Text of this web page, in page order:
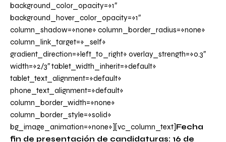
background_color_opacity=»1″
background_hover_color_opacity=»1″
column_shadow=»none» column_border_radius=»none»
column_link_target=»_self»
gradient_direction=»left_to_right» overlay_strength=»0.3″
width=»2/3″ tablet_width_inherit=»default»
tablet_text_alignment=»default»
phone_text_alignment=»default»
column_border_width=»none»
column_border_style=»solid»
bg_image_animation=»none»][vc_column_text]Fecha
fin de presentación de candidaturas: 16 de